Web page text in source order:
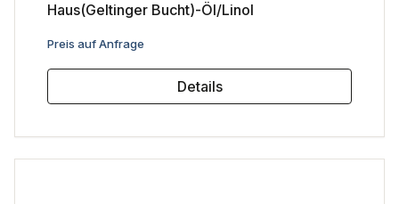
Haus(Geltinger Bucht)-Öl/Linol
Regulärer Preis:
Preis auf Anfrage
Details